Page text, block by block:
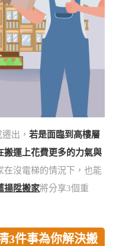
出， 若是面臨到高樓層
搬運上花費更多的力氣與
在沒電梯的情況下，也能
揚陞搬家將分享3個重
3件事為你解決搬